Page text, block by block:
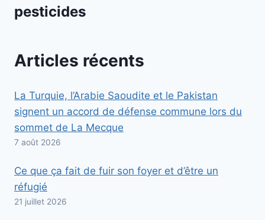
pesticides
Articles récents
La Turquie, l’Arabie Saoudite et le Pakistan
signent un accord de défense commune lors du
sommet de La Mecque
7 août 2026
Ce que ça fait de fuir son foyer et d’être un
réfugié
21 juillet 2026